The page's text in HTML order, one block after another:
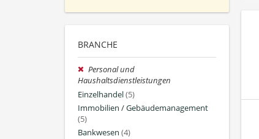
BRANCHE
Personal und
Haushaltsdienstleistungen
Einzelhandel(5)
Immobilien / Gebäudemanagement
(5)
Bankwesen (4)